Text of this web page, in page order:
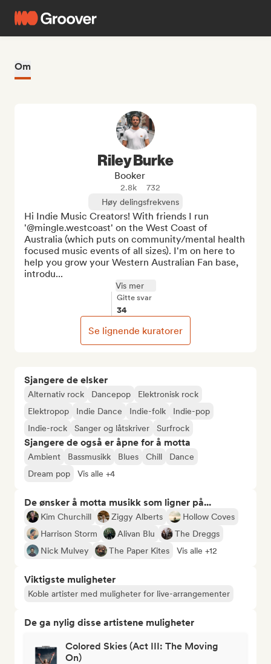
Om
Sjangere de elsker
Alternativ rock Dancepop
Elektronisk rock
Elektropop
Indie Dance Indie-folk
Indie-pop
Indie-rock
Sanger og låtskriver Surfrock
Sjangere de også er åpne for å motta
Ambient Bassmusikk Blues Chill
Dance
Dream pop
Vis alle +4
De ønsker å motta musikk som ligner på...
Kim Churchill Ziggy Alberts
Hollow Coves
Harrison Storm
Alivan Blu
The Dreggs
Nick Mulvey
The Paper Kites Vis alle +12
Viktigste muligheter
Koble artister med muligheter for live-arrangementer
De ga nylig disse artistene muligheter
Colored Skies (Act III: The Moving
On)
Riley Burke
Booker
2.8k
732
Høy delingsfrekvens
Hi Indie Music Creators! With friends I run
'@mingle.westcoast' on the West Coast of
Australia (which puts on community/mental health
focused music events of all sizes). I'm on here to
help you grow your Western Australian Fan base,
introdu...
Vis mer
Gitte svar
34
Se lignende kuratorer